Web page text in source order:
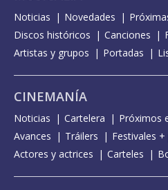
Noticias Novedades
Discos históricos
Canciones
Artistas y grupos
Portadas
CINEMANÍA
Noticias Cartelera Próximos
Avances
Tráilers
Festivales
Actores y actrices
Carteles